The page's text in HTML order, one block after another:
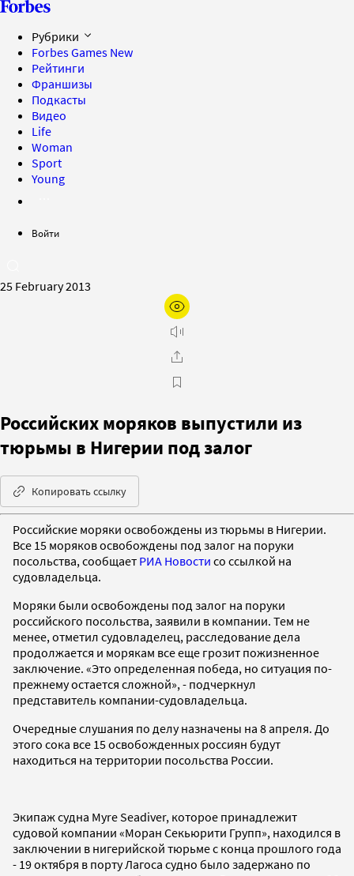
Рубрики
Forbes Games New
Рейтинги
Франшизы
Подкасты
Видео
Life
Woman
Sport
Young
Войти
25 February 2013
Российских моряков выпустили из
тюрьмы в Нигерии под залог
Копировать ссылку
Российские моряки освобождены из тюрьмы в Нигерии.
Все 15 моряков освобождены под залог на поруки
посольства, сообщает РИА Новости со ссылкой на
судовладельца.
Моряки были освобождены под залог на поруки
российского посольства, заявили в компании. Тем не
менее, отметил судовладелец, расследование дела
продолжается и морякам все еще грозит пожизненное
заключение. «Это определенная победа, но ситуация по-
прежнему остается сложной», - подчеркнул
представитель компании-судовладельца.
Очередные слушания по делу назначены на 8 апреля. До
этого сока все 15 освобожденных россиян будут
находиться на территории посольства России.
Экипаж судна Myre Seadiver, которое принадлежит
судовой компании «Моран Секьюрити Групп», находился в
заключении в нигерийской тюрьме с конца прошлого года
- 19 октября в порту Лагоса судно было задержано по